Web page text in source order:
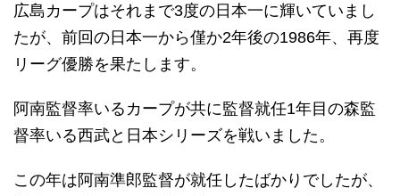
広島カープはそれまで3度の日本一に輝いていまし
たが、前回の日本一から僅か2年後の1986年、再度
リーグ優勝を果たします。
阿南監督率いるカープが共に監督就任1年目の森監
督率いる西武と日本シリーズを戦いました。
この年は阿南準郎監督が就任したばかりでしたが、